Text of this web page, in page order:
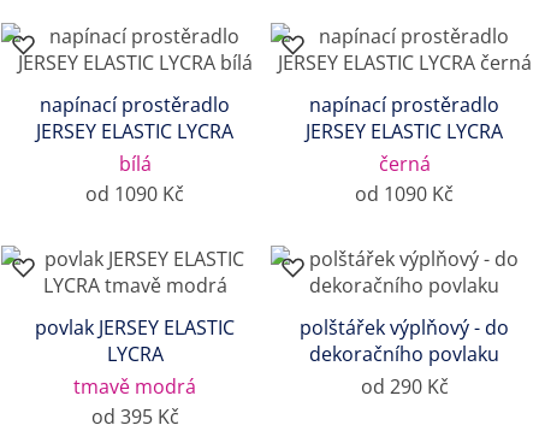
napínací prostěradlo
JERSEY ELASTIC LYCRA
bílá
od 1090 Kč
napínací prostěradlo
JERSEY ELASTIC LYCRA
černá
od 1090 Kč
povlak JERSEY ELASTIC
LYCRA
tmavě modrá
od 395 Kč
polštářek výplňový - do
dekoračního povlaku
od 290 Kč